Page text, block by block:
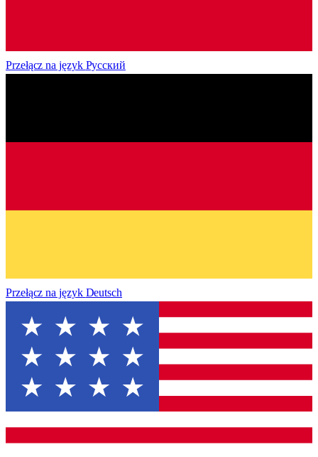
Przełącz na język Русский
Przełącz na język Deutsch